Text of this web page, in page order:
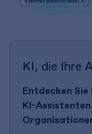
KI, die Ihre
Entdecken
KI-